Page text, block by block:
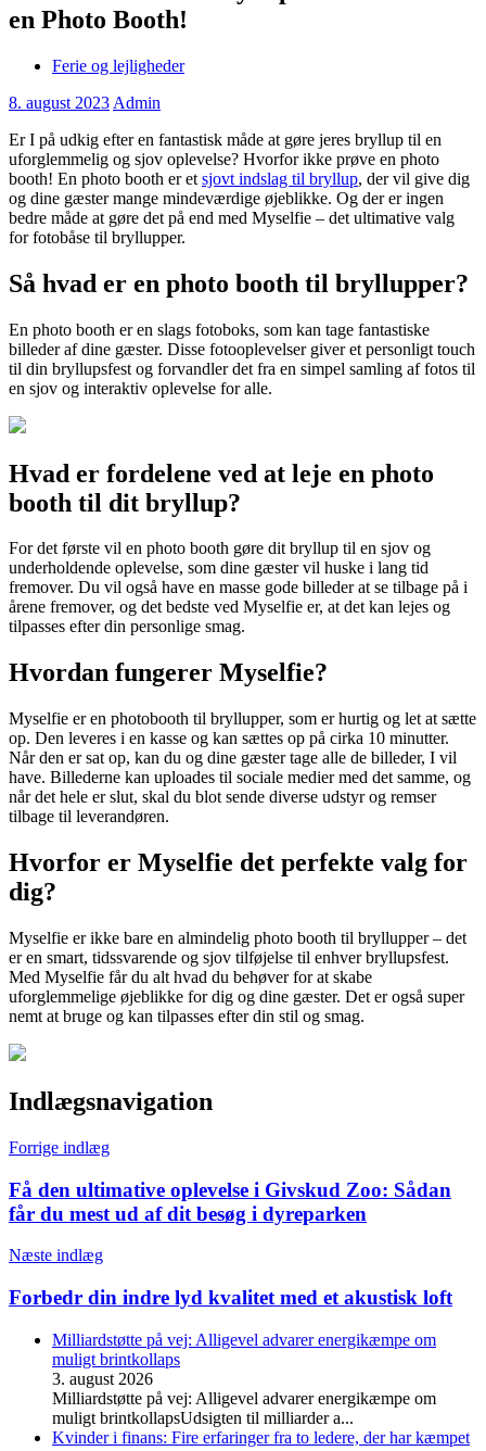
en Photo Booth!
Ferie og lejligheder
8. august 2023 Admin
Er I på udkig efter en fantastisk måde at gøre jeres bryllup til en
uforglemmelig og sjov oplevelse? Hvorfor ikke prøve en photo
booth! En photo booth er et sjovt indslag til bryllup, der vil give dig
og dine gæster mange mindeværdige øjeblikke. Og der er ingen
bedre måde at gøre det på end med Myselfie – det ultimative valg
for fotobåse til bryllupper.
Så hvad er en photo booth til bryllupper?
En photo booth er en slags fotoboks, som kan tage fantastiske
billeder af dine gæster. Disse fotooplevelser giver et personligt touch
til din bryllupsfest og forvandler det fra en simpel samling af fotos til
en sjov og interaktiv oplevelse for alle.
Hvad er fordelene ved at leje en photo
booth til dit bryllup?
For det første vil en photo booth gøre dit bryllup til en sjov og
underholdende oplevelse, som dine gæster vil huske i lang tid
fremover. Du vil også have en masse gode billeder at se tilbage på i
årene fremover, og det bedste ved Myselfie er, at det kan lejes og
tilpasses efter din personlige smag.
Hvordan fungerer Myselfie?
Myselfie er en photobooth til bryllupper, som er hurtig og let at sætte
op. Den leveres i en kasse og kan sættes op på cirka 10 minutter.
Når den er sat op, kan du og dine gæster tage alle de billeder, I vil
have. Billederne kan uploades til sociale medier med det samme, og
når det hele er slut, skal du blot sende diverse udstyr og remser
tilbage til leverandøren.
Hvorfor er Myselfie det perfekte valg for
dig?
Myselfie er ikke bare en almindelig photo booth til bryllupper – det
er en smart, tidssvarende og sjov tilføjelse til enhver bryllupsfest.
Med Myselfie får du alt hvad du behøver for at skabe
uforglemmelige øjeblikke for dig og dine gæster. Det er også super
nemt at bruge og kan tilpasses efter din stil og smag.
Indlægsnavigation
Forrige indlæg
Få den ultimative oplevelse i Givskud Zoo: Sådan
får du mest ud af dit besøg i dyreparken
Næste indlæg
Forbedr din indre lyd kvalitet med et akustisk loft
Milliardstøtte på vej: Alligevel advarer energikæmpe om
muligt brintkollaps
3. august 2026
Milliardstøtte på vej: Alligevel advarer energikæmpe om
muligt brintkollapsUdsigten til milliarder a...
Kvinder i finans: Fire erfaringer fra to ledere, der har kæmpet